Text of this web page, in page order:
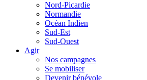
Nord-Picardie
Normandie
Océan Indien
Sud-Est
Sud-Ouest
Agir
Nos campagnes
Se mobiliser
Devenir bénévole